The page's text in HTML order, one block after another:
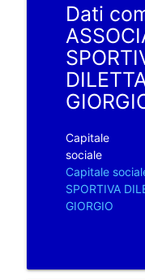
Dati
Capitale
sociale
Capitale
SPORTIVA
GIORGIO